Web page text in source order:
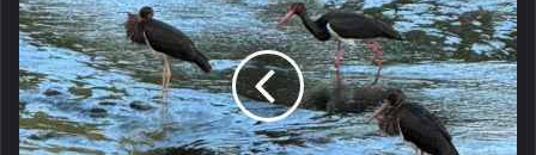
görülen
kara
leylekler
Düzce'de
görüntülendi